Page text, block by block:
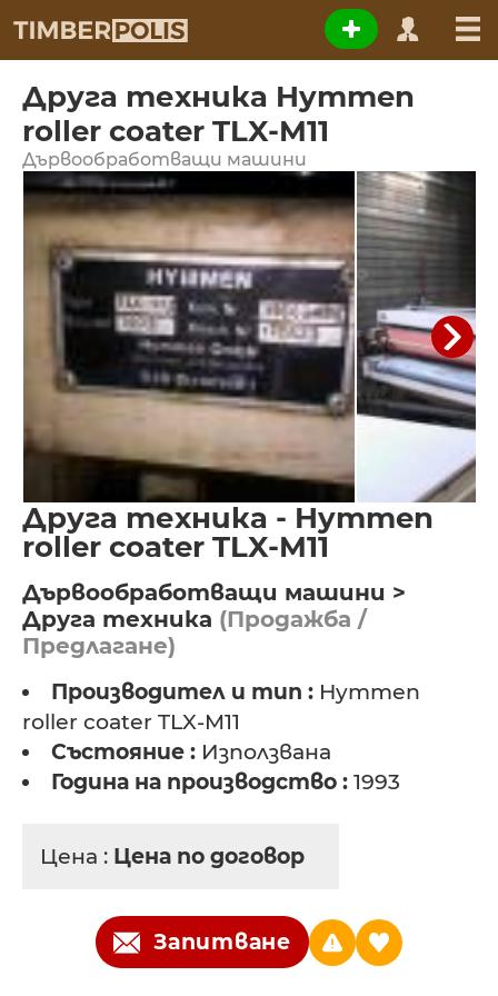
Друга техника Hymmen
roller coater TLX-M11
Дървообработващи машини
Друга техника - Hymmen
roller coater TLX-M11
Дървообработващи машини >
Друга техника (Продажба /
Предлагане)
Производител и тип : Hymmen
roller coater TLX-M11
Състояние : Използвана
Година на производство : 1993
Цена : Цена по договор
Запитване